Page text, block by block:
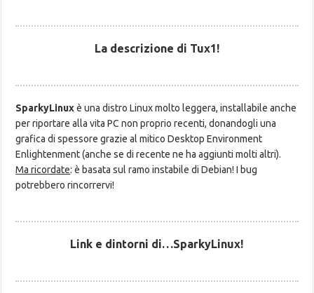
La descrizione di Tux1!
SparkyLinuxè una distro Linux molto leggera, installabile anche
per riportare alla vita PC non proprio recenti, donandogli una
grafica di spessore grazie al mitico Desktop Environment
Enlightenment (anche se di recente ne ha aggiunti molti altri).
Ma ricordate: è basata sul ramo instabile di Debian! I bug
potrebbero rincorrervi!
Link e dintorni di…SparkyLinux!